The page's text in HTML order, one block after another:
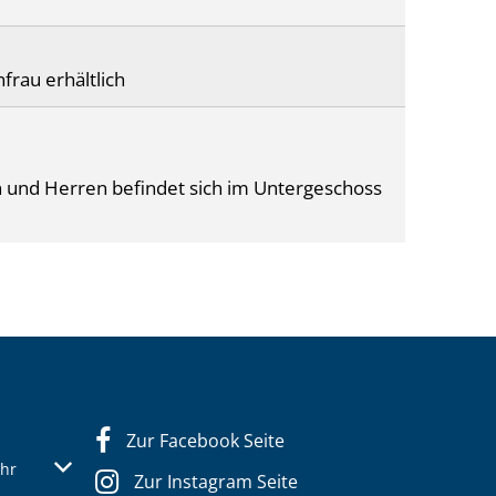
erhältlich
Herren befindet sich im Untergeschoss
oder Schließzeiten auszublenden
Von 07:30 bis 12:30 Uhr
Zur Facebook Seite
Zur Instagram Seite